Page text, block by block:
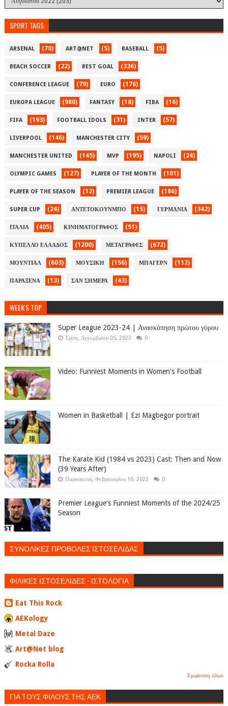
SPORT TAGS
ARSENAL (70) ART@NET (5) BASEBALL (5)
BEACH SOCCER (22) BEST GOAL (336)
CONFERENCE LEAGUE (79) EURO (176)
EUROPA LEAGUE (980) FANTASY (18) FIBA (16)
FIFA (193) FOOTBALL IDOLS (31) INTER (57)
LIVERPOOL (146) MANCHESTER CITY (59)
MANCHESTER UNITED (145) MVP (195) NAPOLI (24)
OLYMPIC GAMES (127) PLAYER OF THE MONTH (101)
PLAYER OF THE SEASON (12) PREMIER LEAGUE (186)
SUPER CUP (24) ΑΝΤΕΤΟΚΟΥΝΜΠΟ (15) ΓΕΡΜΑΝΙΑ (342)
ΙΤΑΛΙΑ (405) ΚΙΝΗΜΑΤΟΓΡΑΦΟΣ (51)
ΚΥΠΕΛΛΟ ΕΛΛΑΔΟΣ (1200) ΜΕΤΑΓΡΑΦΕΣ (672)
ΜΟΥΝΤΙΑΛ (603) ΜΟΥΣΙΚΗ (156) ΜΠΑΓΕΡΝ (112)
ΠΑΡΑΞΕΝΑ (13) ΣΑΝ ΣΗΜΕΡΑ (43)
WEEK'S TOP
Super League 2023-24 | Ανασκόπηση πρώτου γύρου
Τρίτη, Δεκεμβρίου 05, 2023 0
Video: Funniest Moments in Women's Football
Women in Basketball | Ezi Magbegor portrait
The Karate Kid (1984 vs 2023) Cast: Then and Now
(39 Years After)
Παρασκευή, Φεβρουαρίου 10, 2023 0
Premier League's Funniest Moments of the 2024/25
Season
ΣΥΝΟΛΙΚΕΣ ΠΡΟΒΟΛΕΣ ΙΣΤΟΣΕΛΙΔΑΣ
ΦΙΛΙΚΕΣ ΙΣΤΟΣΕΛΙΔΕΣ - ΙΣΤΟΛΟΓΙΑ
Eat This Rock
AEKology
Metal Daze
Art@Net blog
Rocka Rolla
Εμφάνιση όλων
ΓΙΑ ΤΟΥΣ ΦΙΛΟΥΣ ΤΗΣ ΑΕΚ